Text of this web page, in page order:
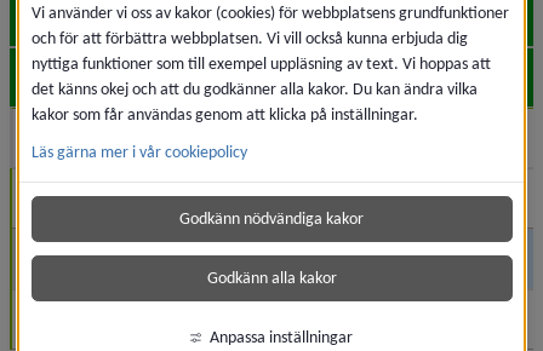
2025
2024
November (1)
Augusti (1)
Vi använder vi oss av kakor (cookies) för webbplatsens grundfunktioner
och för att förbättra webbplatsen. Vi vill också kunna erbjuda dig
nyttiga funktioner som till exempel uppläsning av text. Vi hoppas att
det känns okej och att du godkänner alla kakor. Du kan ändra vilka
kakor som får användas genom att klicka på inställningar.
Läs gärna mer i vår cookiepolicy
Godkänn nödvändiga kakor
Godkänn alla kakor
Anpassa inställningar